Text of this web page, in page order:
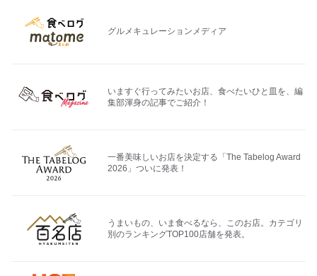
グルメキュレーションメディア
いますぐ行ってみたいお店、食べたいひと皿を、編
集部渾身の記事でご紹介！
一番美味しいお店を決定する「The Tabelog Award
2026」ついに発表！
うまいもの、いま食べるなら、このお店。カテゴリ
別のランキングTOP100店舗を発表。